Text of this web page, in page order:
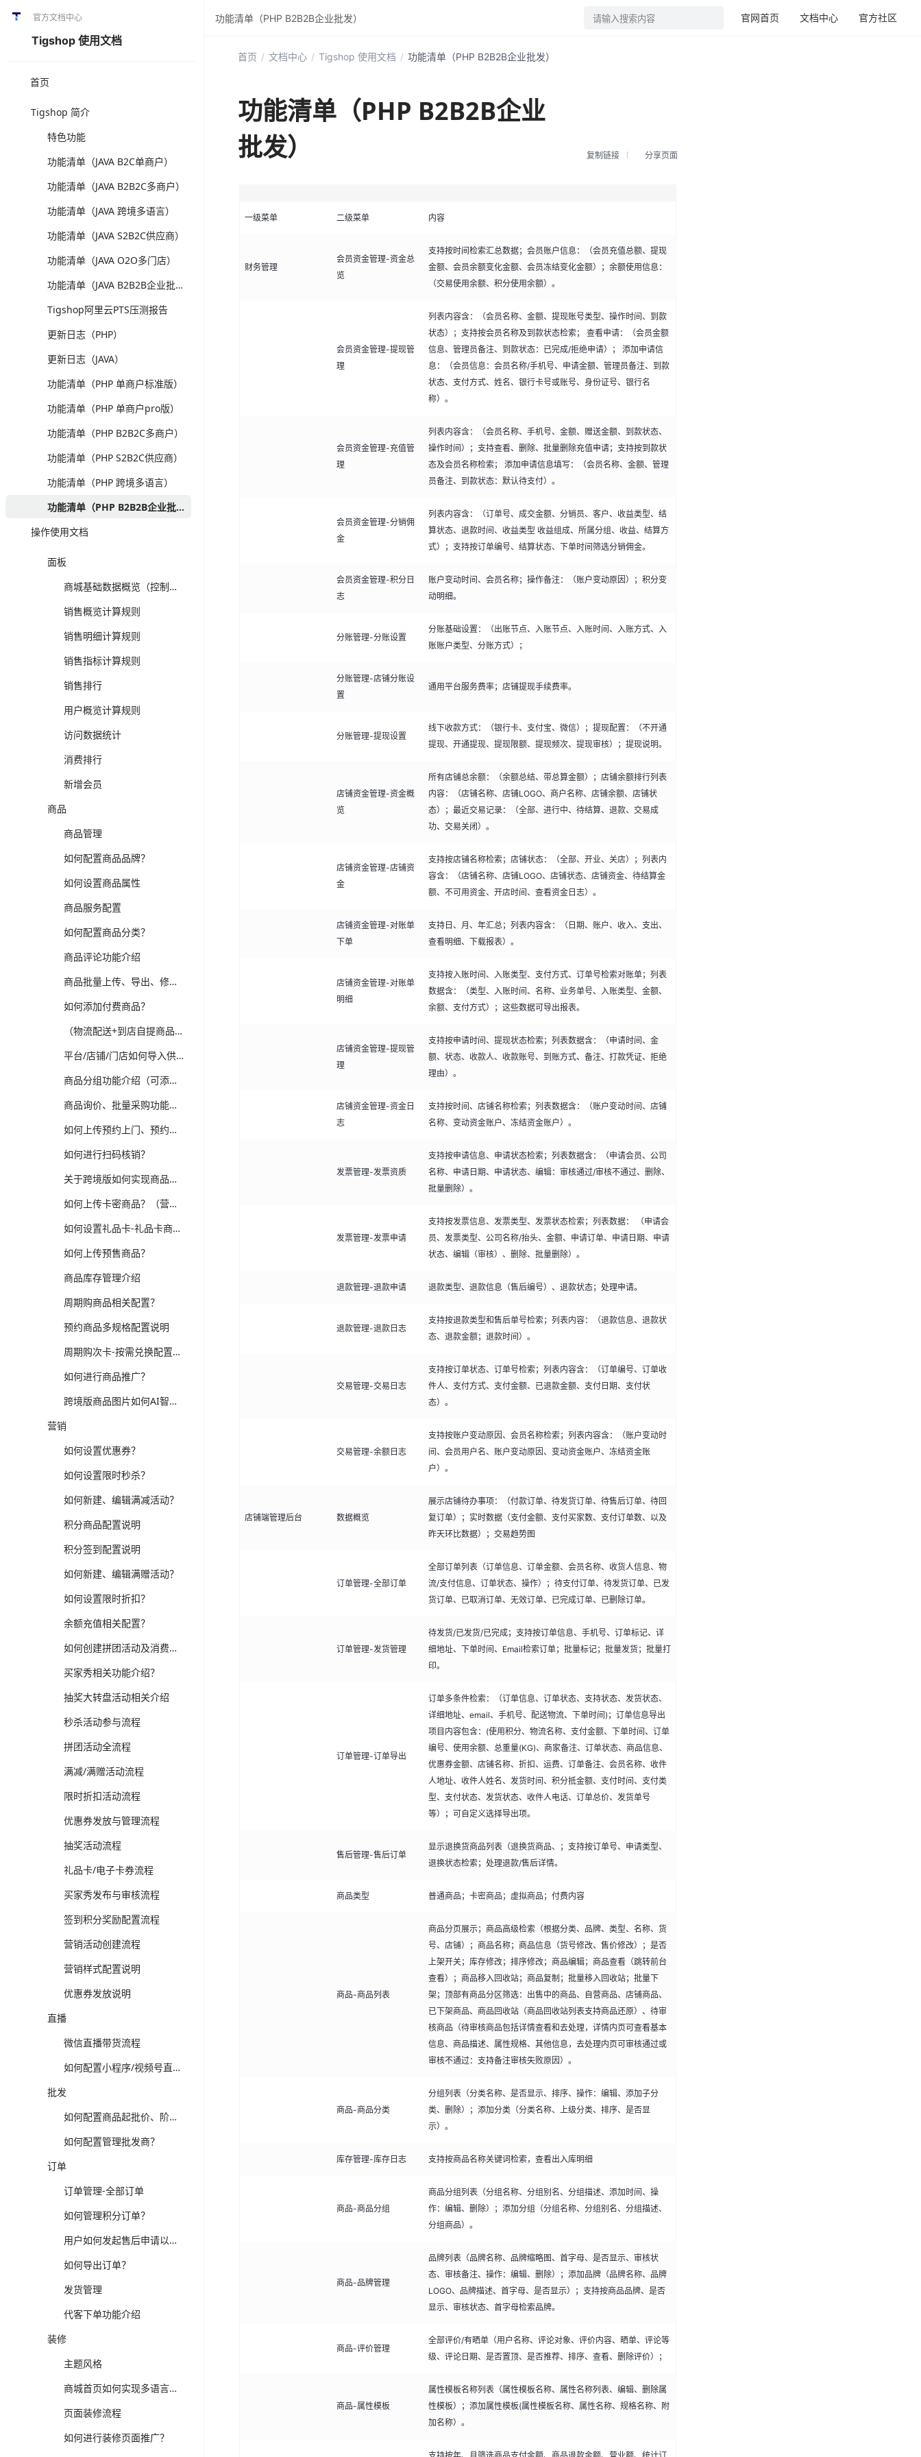
官方文档中心
Tigshop 使用文档
首页
Tigshop 简介
特色功能
功能清单（JAVA B2C单商户）
功能清单（JAVA B2B2C多商户）
功能清单（JAVA 跨境多语言）
功能清单（JAVA S2B2C供应商）
功能清单（JAVA O2O多门店）
功能清单（JAVA B2B2B企业批发）
Tigshop阿里云PTS压测报告
更新日志（PHP）
更新日志（JAVA）
功能清单（PHP 单商户标准版）
功能清单（PHP 单商户pro版）
功能清单（PHP B2B2C多商户）
功能清单（PHP S2B2C供应商）
功能清单（PHP 跨境多语言）
功能清单（PHP B2B2B企业批发）
操作使用文档
面板
商城基础数据概览（控制台）-计算规则
销售概览计算规则
销售明细计算规则
销售指标计算规则
销售排行
用户概览计算规则
访问数据统计
消费排行
新增会员
商品
商品管理
如何配置商品品牌？
如何设置商品属性
商品服务配置
如何配置商品分类？
商品评论功能介绍
商品批量上传、导出、修改功能介绍
如何添加付费商品？
（物流配送+到店自提商品）如何上传普通商品？
平台/店铺/门店如何导入供应商商品？（跨境、供应商、多门店版本适用）
商品分组功能介绍（可添加新品、热销、分类等分组，装修可选择商品分组分类）
商品询价、批量采购功能介绍（跨境、供应商、企业批发版本）
如何上传预约上门、预约到店商品？
如何进行扫码核销？
关于跨境版如何实现商品详情多语言翻译维护？
如何上传卡密商品？（营销-电子卡券）
如何设置礼品卡-礼品卡商品？
如何上传预售商品？
商品库存管理介绍
周期购商品相关配置？
预约商品多规格配置说明
周期购次卡-按需兑换配置说明
如何进行商品推广？
跨境版商品图片如何AI智能处理？
营销
如何设置优惠券？
如何设置限时秒杀？
如何新建、编辑满减活动？
积分商品配置说明
积分签到配置说明
如何新建、编辑满赠活动？
如何设置限时折扣？
余额充值相关配置？
如何创建拼团活动及消费者如何参团？
买家秀相关功能介绍？
抽奖大转盘活动相关介绍
秒杀活动参与流程
拼团活动全流程
满减/满赠活动流程
限时折扣活动流程
优惠券发放与管理流程
抽奖活动流程
礼品卡/电子卡券流程
买家秀发布与审核流程
签到积分奖励配置流程
营销活动创建流程
营销样式配置说明
优惠券发放说明
直播
微信直播带货流程
如何配置小程序/视频号直播？
批发
如何配置商品起批价、阶梯价？
如何配置管理批发商？
订单
订单管理-全部订单
如何管理积分订单？
用户如何发起售后申请以及后台操作流程
如何导出订单？
发货管理
代客下单功能介绍
装修
主题风格
商城首页如何实现多语言装修以及切换？
页面装修流程
如何进行装修页面推广？
首页 / 文档中心 / Tigshop 使用文档 / 功能清单（PHP B2B2B企业批发）
功能清单（PHP B2B2B企业
批发）
复制链接 分享页面
一级菜单 二级菜单 内容
财务管理
会员资金管理-资金总
览
支持按时间检索汇总数据；会员账户信息：（会员充值总额、提现
金额、会员余额变化金额、会员冻结变化金额）；余额使用信息：
（交易使用余额、积分使用余额）。
会员资金管理-提现管
理
列表内容含：（会员名称、金额、提现账号类型、操作时间、到款
状态）；支持按会员名称及到款状态检索； 查看申请：（会员金额
信息、管理员备注、到款状态：已完成/拒绝申请）； 添加申请信
息：（会员信息：会员名称/手机号、申请金额、管理员备注、到款
状态、支付方式、姓名、银行卡号或账号、身份证号、银行名
称）。
会员资金管理-充值管
理
列表内容含：（会员名称、手机号、金额、赠送金额、到款状态、
操作时间）；支持查看、删除、批量删除充值申请；支持按到款状
态及会员名称检索； 添加申请信息填写：（会员名称、金额、管理
员备注、到款状态：默认待支付）。
会员资金管理-分销佣
金
列表内容含：（订单号、成交金额、分销员、客户、收益类型、结
算状态、退款时间、收益类型 收益组成、所属分组、收益、结算方
式）；支持按订单编号、结算状态、下单时间筛选分销佣金。
会员资金管理-积分日
志
账户变动时间、会员名称；操作备注：（账户变动原因）；积分变
动明细。
分账管理-分账设置
分账基础设置：（出账节点、入账节点、入账时间、入账方式、入
账账户类型、分账方式）；
分账管理-店铺分账设
置
通用平台服务费率；店铺提现手续费率。
分账管理-提现设置
线下收款方式：（银行卡、支付宝、微信）；提现配置：（不开通
提现、开通提现、提现限额、提现频次、提现审核）；提现说明。
店铺资金管理-资金概
览
所有店铺总余额：（余额总结、带总算金额）；店铺余额排行列表
内容：（店铺名称、店铺LOGO、商户名称、店铺余额、店铺状
态）；最近交易记录：（全部、进行中、待结算、退款、交易成
功、交易关闭）。
店铺资金管理-店铺资
金
支持按店铺名称检索；店铺状态：（全部、开业、关店）；列表内
容含：（店铺名称、店铺LOGO、店铺状态、店铺资金、待结算金
额、不可用资金、开店时间、查看资金日志）。
店铺资金管理-对账单
下单
支持日、月、年汇总；列表内容含：（日期、账户、收入、支出、
查看明细、下载报表）。
店铺资金管理-对账单
明细
支持按入账时间、入账类型、支付方式、订单号检索对账单；列表
数据含：（类型、入账时间、名称、业务单号、入账类型、金额、
余额、支付方式）；这些数据可导出报表。
店铺资金管理-提现管
理
支持按申请时间、提现状态检索；列表数据含：（申请时间、金
额、状态、收款人、收款账号、到账方式、备注、打款凭证、拒绝
理由）。
店铺资金管理-资金日
志
支持按时间、店铺名称检索；列表数据含：（账户变动时间、店铺
名称、变动资金账户、冻结资金账户）。
发票管理-发票资质
支持按申请信息、申请状态检索；列表数据含：（申请会员、公司
名称、申请日期、申请状态、编辑：审核通过/审核不通过、删除、
批量删除）。
发票管理-发票申请
支持按发票信息、发票类型、发票状态检索；列表数据： （申请会
员、发票类型、公司名称/抬头、金额、申请订单、申请日期、申请
状态、编辑（审核）、删除、批量删除）。
退款管理-退款申请 退款类型、退款信息（售后编号）、退款状态；处理申请。
退款管理-退款日志
支持按退款类型和售后单号检索；列表内容：（退款信息、退款状
态、退款金额；退款时间）。
交易管理-交易日志
支持按订单状态、订单号检索；列表内容含：（订单编号、订单收
件人、支付方式、支付金额、已退款金额、支付日期、支付状
态）。
交易管理-余额日志
支持按账户变动原因、会员名称检索；列表内容含：（账户变动时
间、会员用户名、账户变动原因、变动资金账户、冻结资金账
户）。
店铺端管理后台 数据概览
展示店铺待办事项：（付款订单、待发货订单、待售后订单、待回
复订单）；实时数据（支付金额、支付买家数、支付订单数、以及
昨天环比数据）；交易趋势图
订单管理-全部订单
全部订单列表（订单信息、订单金额、会员名称、收货人信息、物
流/支付信息、订单状态、操作）；待支付订单、待发货订单、已发
货订单、已取消订单、无效订单、已完成订单、已删除订单。
订单管理-发货管理
待发货/已发货/已完成；支持按订单信息、手机号、订单标记、详
细地址、下单时间、Email检索订单；批量标记；批量发货；批量打
印。
订单管理-订单导出
订单多条件检索：（订单信息、订单状态、支持状态、发货状态、
详细地址、email、手机号、配送物流、下单时间)；订单信息导出
项目内容包含：(使用积分、物流名称、支付金额、下单时间、订单
编号、使用余额、总重量(KG)、商家备注、订单状态、商品信息、
优惠券金额、店铺名称、折扣、运费、订单备注、会员名称、收件
人地址、收件人姓名、发货时间、积分抵金额、支付时间、支付类
型、支付状态、发货状态、收件人电话、订单总价、发货单号
等）；可自定义选择导出项。
售后管理-售后订单
显示退换货商品列表（退换货商品、；支持按订单号、申请类型、
退换状态检索；处理退款/售后详情。
商品类型 普通商品；卡密商品；虚拟商品；付费内容
商品-商品列表
商品分页展示；商品高级检索（根据分类、品牌、类型、名称、货
号、店铺）；商品名称；商品信息（货号修改、售价修改）；是否
上架开关；库存修改；排序修改；商品编辑；商品查看（跳转前台
查看）；商品移入回收站；商品复制；批量移入回收站；批量下
架；顶部有商品分区筛选：出售中的商品、自营商品、店铺商品、
已下架商品、商品回收站（商品回收站列表支持商品还原）、待审
核商品（待审核商品包括详情查看和去处理，详情内页可查看基本
信息、商品描述、属性规格、其他信息，去处理内页可审核通过或
审核不通过：支持备注审核失败原因）。
商品-商品分类
分组列表（分类名称、是否显示、排序、操作：编辑、添加子分
类、删除）；添加分类（分类名称、上级分类、排序、是否显
示）。
库存管理-库存日志 支持按商品名称关键词检索，查看出入库明细
商品-商品分组
商品分组列表（分组名称、分组别名、分组描述、添加时间、操
作：编辑、删除）；添加分组（分组名称、分组别名、分组描述、
分组商品）。
商品-品牌管理
品牌列表（品牌名称、品牌缩略图、首字母、是否显示、审核状
态、审核备注、操作：编辑、删除）；添加品牌（品牌名称、品牌
LOGO、品牌描述、首字母、是否显示）；支持按商品品牌、是否
显示、审核状态、首字母检索品牌。
商品-评价管理
全部评价/有晒单（用户名称、评论对象、评价内容、晒单、评论等
级、评论日期、是否置顶、是否推荐、排序、查看、删除评价）；
商品-属性模板
属性模板名称列表（属性模板名称、属性名称列表、编辑、删除属
性模板）；添加属性模板(属性模板名称、属性名称、规格名称、附
加名称）。
功能清单（PHP B2B2B企业批发） 请输入搜索内容 官网首页 文档中心 官方社区